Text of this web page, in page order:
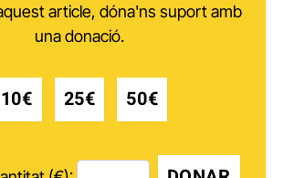
article, dóna'ns suport amb
una donació.
10€ 25€ 50€